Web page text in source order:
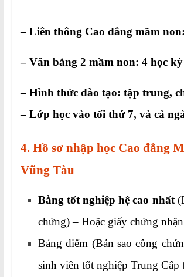
– Liên thông Cao đẳng mầm
– Văn bằng 2 mầm non: 4 học kỳ
– Hình thức đào tạo: tập trung,
– Lớp học vào tối thứ 7, và cả
4. Hồ sơ nhập học Cao đẳng
Vũng Tàu
Bằng tốt nghiệp hệ cao nhất
chứng) – Hoặc giấy chứng
Bảng điểm (Bản sao công
sinh viên tốt nghiệp Trung Cấp